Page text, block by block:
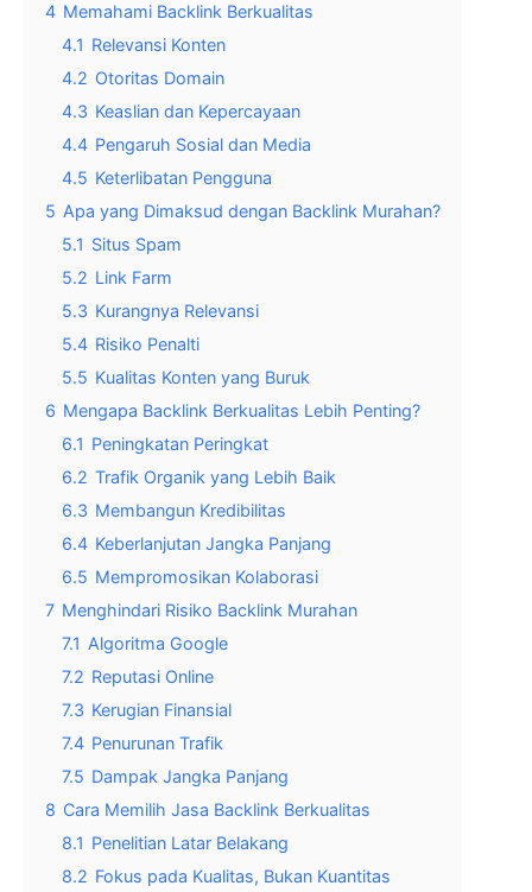
4 Memahami Backlink Berkualitas
4.1 Relevansi Konten
4.2 Otoritas Domain
4.3 Keaslian dan Kepercayaan
4.4 Pengaruh Sosial dan Media
4.5 Keterlibatan Pengguna
5 Apa yang Dimaksud dengan Backlink Murahan?
5.1 Situs Spam
5.2 Link Farm
5.3 Kurangnya Relevansi
5.4 Risiko Penalti
5.5 Kualitas Konten yang Buruk
6 Mengapa Backlink Berkualitas Lebih Penting?
6.1 Peningkatan Peringkat
6.2 Trafik Organik yang Lebih Baik
6.3 Membangun Kredibilitas
6.4 Keberlanjutan Jangka Panjang
6.5 Mempromosikan Kolaborasi
7 Menghindari Risiko Backlink Murahan
7.1 Algoritma Google
7.2 Reputasi Online
7.3 Kerugian Finansial
7.4 Penurunan Trafik
7.5 Dampak Jangka Panjang
8 Cara Memilih Jasa Backlink Berkualitas
8.1 Penelitian Latar Belakang
8.2 Fokus pada Kualitas, Bukan Kuantitas